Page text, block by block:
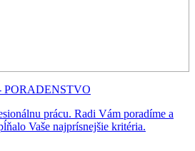
prácu. Radi Vám poradíme a
Vaše najprísnejšie kritéria.